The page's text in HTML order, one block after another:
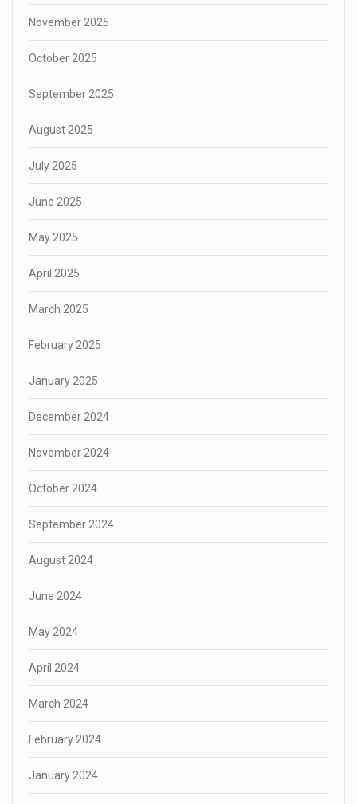
November 2025
October 2025
September 2025
August 2025
July 2025
June 2025
May 2025
April 2025
March 2025
February 2025
January 2025
December 2024
November 2024
October 2024
September 2024
August 2024
June 2024
May 2024
April 2024
March 2024
February 2024
January 2024